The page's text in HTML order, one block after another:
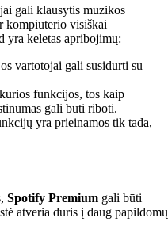
gali klausytis muzikos
kompiuterio visiškai
yra keletas apribojimų:
vartotojai gali susidurti su
funkcijos, tos kaip
gali būti riboti.
yra prieinamos tik tada,
Spotify Premium gali būti
atveria duris į daug papildomų